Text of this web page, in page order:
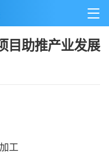
目助推产业发展
工